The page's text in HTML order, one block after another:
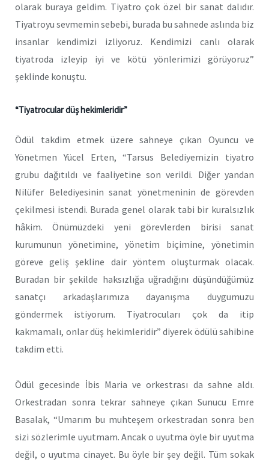
olarak buraya geldim. Tiyatro çok özel bir sanat dalıdır.
Tiyatroyu sevmemin sebebi, burada bu sahnede aslında biz
insanlar kendimizi izliyoruz. Kendimizi canlı olarak
tiyatroda izleyip iyi ve kötü yönlerimizi görüyoruz”
şeklinde konuştu.
“Tiyatrocular düş hekimleridir”
Ödül takdim etmek üzere sahneye çıkan Oyuncu ve
Yönetmen Yücel Erten, “Tarsus Belediyemizin tiyatro
grubu dağıtıldı ve faaliyetine son verildi. Diğer yandan
Nilüfer Belediyesinin sanat yönetmeninin de görevden
çekilmesi istendi. Burada genel olarak tabi bir kuralsızlık
hâkim. Önümüzdeki yeni görevlerden birisi sanat
kurumunun yönetimine, yönetim biçimine, yönetimin
göreve geliş şekline dair yöntem oluşturmak olacak.
Buradan bir şekilde haksızlığa uğradığını düşündüğümüz
sanatçı arkadaşlarımıza dayanışma duygumuzu
göndermek istiyorum. Tiyatrocuları çok da itip
kakmamalı, onlar düş hekimleridir” diyerek ödülü sahibine
takdim etti.
Ödül gecesinde İbis Maria ve orkestrası da sahne aldı.
Orkestradan sonra tekrar sahneye çıkan Sunucu Emre
Basalak, “Umarım bu muhteşem orkestradan sonra ben
sizi sözlerimle uyutmam. Ancak o uyutma öyle bir uyutma
değil, o uyutma cinayet. Bu öyle bir şey değil. Tüm sokak